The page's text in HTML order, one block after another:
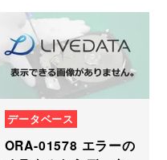
データベース
ORA-01578 エラーの